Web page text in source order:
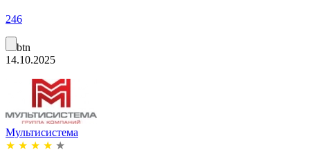
246
btn
14.10.2025
Мультисистема
★ ★ ★ ★ ★